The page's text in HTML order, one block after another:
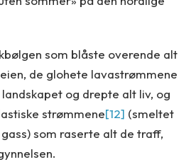
som blåste overende alt
de glohete lavastrømmene
og drepte alt liv, og
strømmene[12] (smeltet
som raserte alt de traff,